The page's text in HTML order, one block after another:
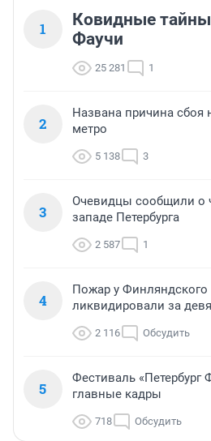
1
Ковидные
Фаучи
25 281 1
2
Названа причина сбоя
метро
5 138 3
3
Очевидцы сообщили о
западе Петербурга
2 587 1
4
Пожар у Финляндского
ликвидировали за
2 116 Обсудить
5
Фестиваль «Петербург
главные кадры
718 Обсудить